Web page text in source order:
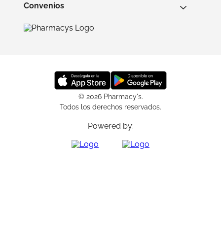
Convenios
© 2026 Pharmacy's.
Todos los derechos reservados.
Powered by: